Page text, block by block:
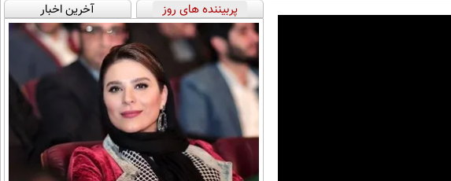
پربیننده های روز آخرین اخبار